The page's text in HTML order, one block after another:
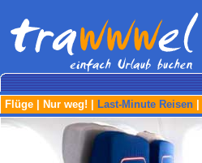
Flüge
Nur weg! Last-Minute Reisen